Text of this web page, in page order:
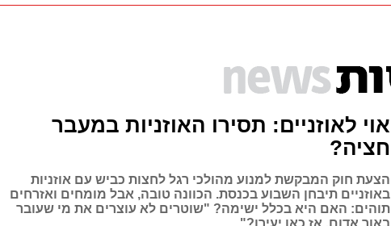
אוי לאוזניים: תסירו האוזניות במעבר
חציה?
הצעת חוק המבקשת למנוע מהולכי רגל לחצות כביש עם אוזניות
באוזניים תיבחן השבוע בכנסת. הכוונה טובה, אבל מומחים ואזרחים
תוהים: האם היא בכלל ישימה? "שוטרים לא עוצרים את מי שעובר